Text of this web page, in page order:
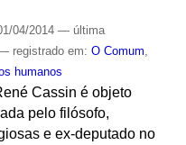
04/2014 — última
registrado em: O Comum
humanos
Cassin é objeto
pelo filósofo,
e ex-deputado no